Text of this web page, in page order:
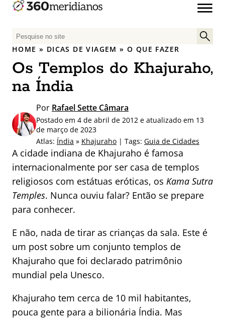
P
e
q
u
i
a
r
o
r
:
HOME » DICAS DE VIAGEM »O QUE FAZER
Os Templos do Khajuraho,
na Índia
Por Rafael Sette Câmara
Postado em 4 de abril de 2012 e atualizado em 13
de março de 2023
Atlas: Índia » Khajuraho | Tags: Guia de Cidades
A cidade indiana de Khajuraho é famosa
internacionalmente por ser casa de templos
religiosos com estátuas eróticas, os Kama Sutra
Temples. Nunca ouviu falar? Então se prepare
para conhecer.
E não, nada de tirar as crianças da sala. Este é
um post sobre um conjunto templos de
Khajuraho que foi declarado patrimônio
mundial pela Unesco.
Khajuraho tem cerca de 10 mil habitantes,
pouca gente para a bilionária Índia. Mas